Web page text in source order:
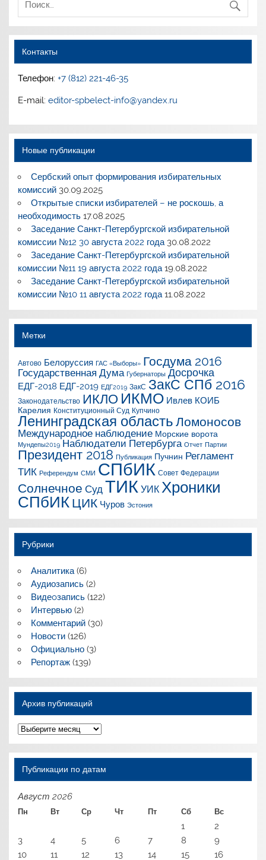
Контакты
Телефон:+7 (812) 221-46-35
E-mail:editor-spbelect-info@yandex.ru
Новые публикации
Сербский опыт формирования избирательных
комиссий 30.09.2025
Открытые списки избирателей – не роскошь, а
необходимость 17.08.2025
Заседание Санкт-Петербургской избирательной
комиссии №12 30 августа 2022 года 30.08.2022
Заседание Санкт-Петербургской избирательной
комиссии №11 19 августа 2022 года 19.08.2022
Заседание Санкт-Петербургской избирательной
комиссии №10 11 августа 2022 года 11.08.2022
Метки
Автово Белоруссия ГАС «Выборы» Госдума 2016
Государственная Дума Губернаторы Досрочка
ЕДГ-2018 ЕДГ-2019 ЕДГ2019 ЗакС ЗакС СПб 2016
Законодательство ИКЛО ИКМО Ивлев КОИБ
Карелия Конституционный Суд Купчино
Ленинградская область Ломоносов
Международное наблюдение Морские ворота
Мундепы2019 Наблюдатели Петербурга Отчет Партии
Президент 2018 Публикация Пучнин Регламент
ТИК Референдум СМИ СПбИК Совет Федерации
Солнечное Суд ТИК УИК Хроники
СПбИК ЦИК Чуров Эстония
Рубрики
Аналитика(6)
Аудиозапись(2)
Видеoзапись(122)
Интервью(2)
Комментарий(30)
Новости(126)
Официально(3)
Репортаж(139)
Архив публикаций
Архив
публикаций
Публикации по датам
Август 2026
Пн Вт Ср Чт Пт Сб Вс
1
2
3
4 5 6 7 8
9
10
11 12 13 14 15 16